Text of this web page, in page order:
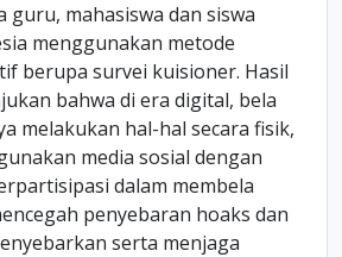
guru, mahasiswa dan siswa
menggunakan metode
berupa survei kuisioner. Hasil
bahwa di era digital, bela
melakukan hal-hal secara fisik,
media sosial dengan
dalam membela
penyebaran hoaks dan
serta menjaga